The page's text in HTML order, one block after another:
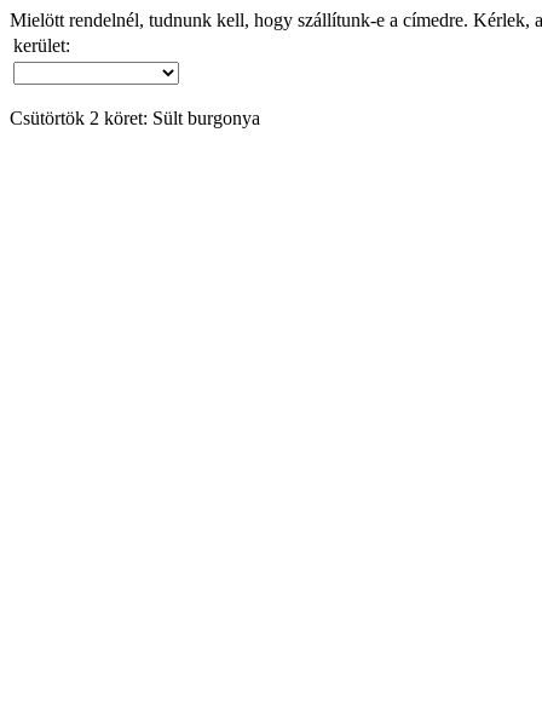
Mielött rendelnél, tudnunk kell, hogy szállítunk-e a címedre. Kérlek,
kerület:
Csütörtök 2 köret: Sült burgonya